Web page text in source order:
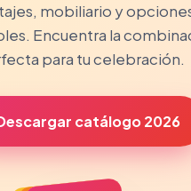
mobiliario y
Encuentra la
para tu celebración.
catálogo 2026